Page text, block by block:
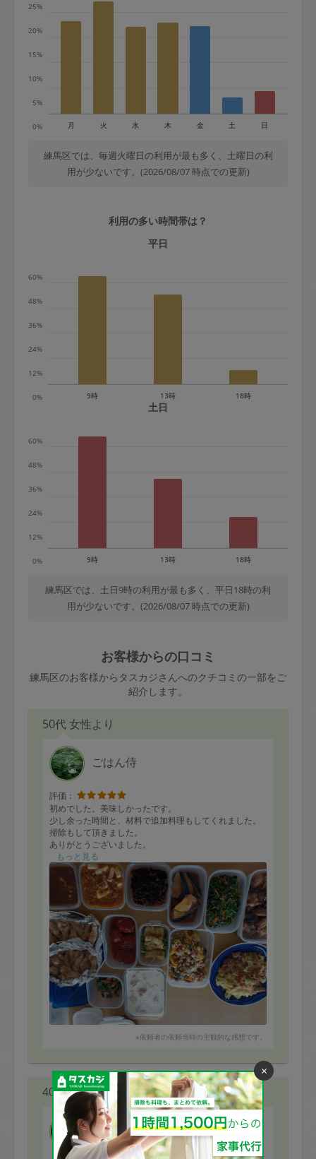
水曜日9時〜金曜日9時まで＝依頼料金の
土曜日8時〜実施時間＝依頼金額の100%
＋交通費全額
依頼者不在による当日キャンセル＝依頼
金額の100%＋交通費全額
定期契約をキャンセルする場合、毎週定
期は月2回まで隔週定期は月1回までキャ
ャンセル料が発生します。
※キャンセル料金の設定について：
0%
5%
10%
15%
20%
25%
月 火 水 木 金 土 日
練馬区では、毎週火曜日の利用が最も多く、土曜日の利
用が少ないです。(2026/08/07 時点での更新)
利用の多い時間帯は？
平日
0%
12%
24%
36%
48%
60%
9時 13時 18時
土日
0%
12%
24%
36%
48%
60%
9時 13時 18時
練馬区では、土日9時の利用が最も多く、平日18時の利
用が少ないです。(2026/08/07 時点での更新)
お客様からの口コミ
練馬区のお客様からタスカジさんへのクチコミの一部をご
紹介します。
50代 女性より
ごはん侍
評価：
初めでした。美味しかったです。
少し余った時間と、材料で追加料理もしてくれました。
掃除もして頂きました。
ありがとうございました。
①鶏の照り焼き
②ブリまたは鮭の照り焼き
③ハンバーグ
④カレー
⑤鶏とむき海老のクリーム煮
⑥マーボ豆腐
⑦鶏手羽オーブン焼き
⑧キャベツ豚肉炒め
⑨かぼちゃサラダ
⑩にらウインナー炒め
⑪ひじきの煮物
⑫ほうれん草とにんじんのナムル
⑬にら油揚げ巻き
もっと見る
※依頼者の依頼当時の主観的な感想です。
40代 女性より
naoko
×